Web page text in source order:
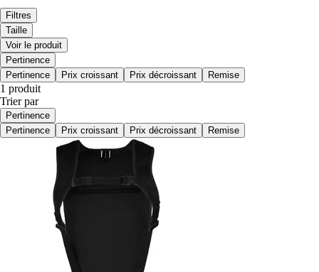
Filtres
Taille
Voir le produit
Pertinence
Pertinence
Prix croissant Prix décroissant Remise
1 produit
Trier par
Pertinence
Pertinence
Prix croissant Prix décroissant Remise